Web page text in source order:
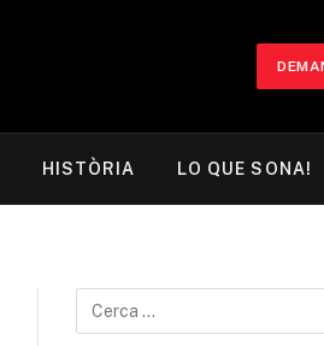
HISTÒRIA LO QUE SONA!